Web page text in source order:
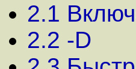
2.1
2.2 -D